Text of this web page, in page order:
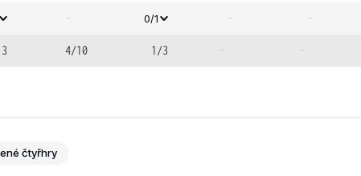
- 0/1 - -
4/10 1/3 - -
čtyřhry